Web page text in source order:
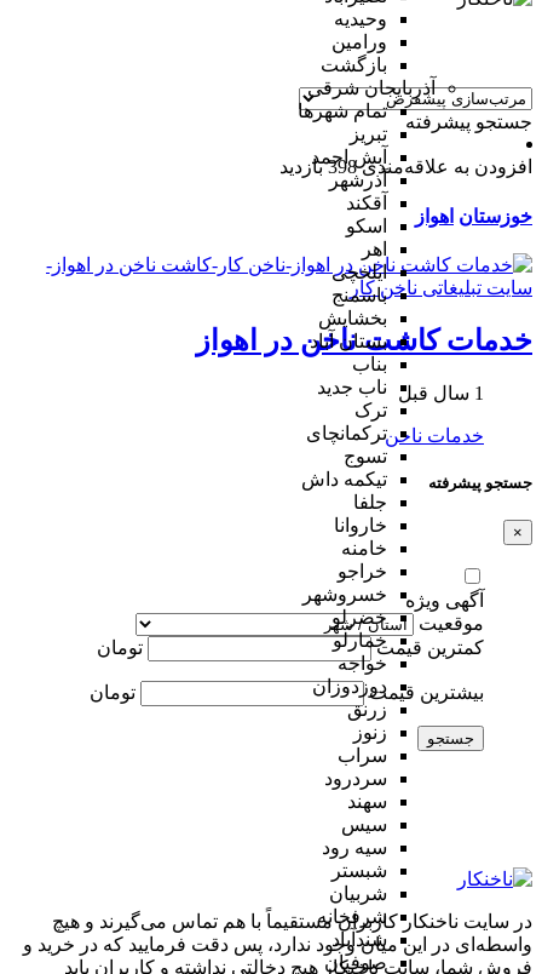
وحیدیه
ورامین
بازگشت
آذربایجان شرقی
تمام شهر‌ها
تبریز
آبش احمد
آذرشهر
آقکند
اسکو
اهر
ایلخچی
باسمنج
بخشایش
بستان آباد
بناب
ناب جدید
ترک
ترکمانچای
تسوج
تیکمه داش
جلفا
خاروانا
خامنه
خراجو
خسروشهر
خضرلو
خمارلو
خواجه
دوزدوزان
زرنق
زنوز
سراب
سردرود
سهند
سیس
سیه رود
شبستر
شربیان
شرفخانه
شندآباد
صوفیان
جستجو پیشرفته
افزودن به علاقه‌مندی 398 بازدید
خوزستان اهواز
خدمات کاشت ناخن در اهواز
1 سال قبل
خدمات ناخن
جستجو پیشرفته
×
آگهی ویژه
موقعیت
کمترین قیمت
تومان
بیشترین قیمت تومان
جستجو
در سایت ناخنکار کاربران مستقیماً با هم تماس می‌گیرند و هیچ
واسطه‌ای در این میان وجود ندارد، پس دقت فرمایید که در خرید و
فروشِ شما، سایت ناخنکار هیچ دخالتی نداشته و کاربران باید